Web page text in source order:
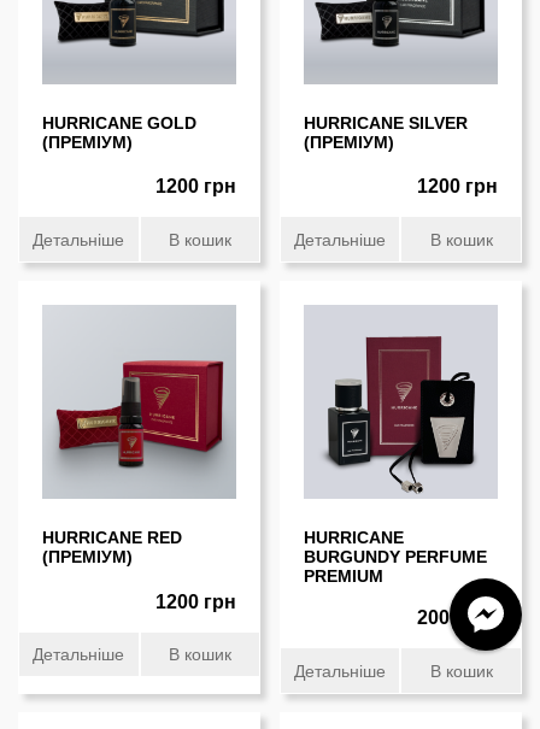
HURRICANE GOLD
(ПРЕМIУМ)
1200 грн
Детальніше В кошик
HURRICANE SILVER
(ПРЕМIУМ)
1200 грн
Детальніше В кошик
HURRICANE RED
(ПРЕМIУМ)
1200 грн
Детальніше В кошик
HURRICANE
BURGUNDY PERFUME
PREMIUM
2000 грн
Детальніше В кошик